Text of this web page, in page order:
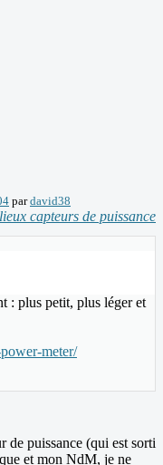
pardavid38
capteurs de puissance
: plus petit, plus léger et
meter/
de puissance (qui est sorti
et mon NdM, je ne